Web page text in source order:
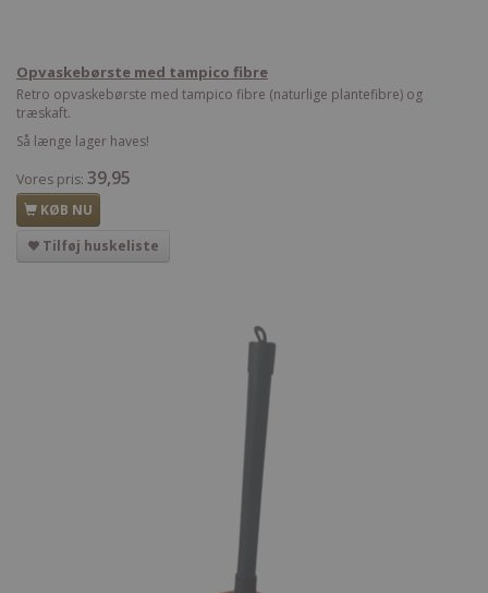
Opvaskebørste med tampico fibre
Retro opvaskebørste med tampico fibre (naturlige plantefibre) og
træskaft.
Så længe lager haves!
Vores pris: 39,95
KØB NU
Tilføj huskeliste